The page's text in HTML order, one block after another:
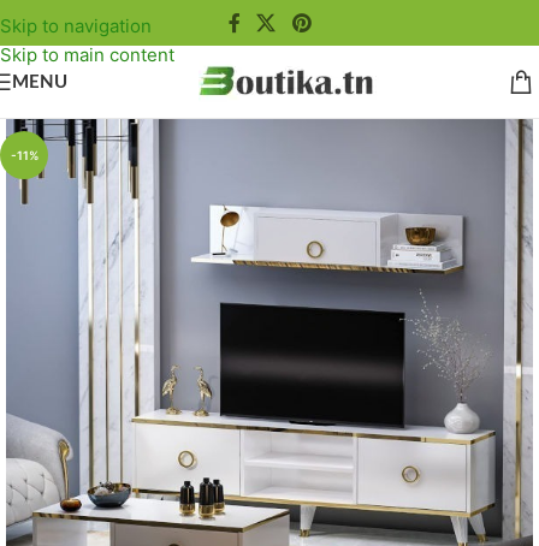
Skip to navigation
Skip to main content
MENU
-11%